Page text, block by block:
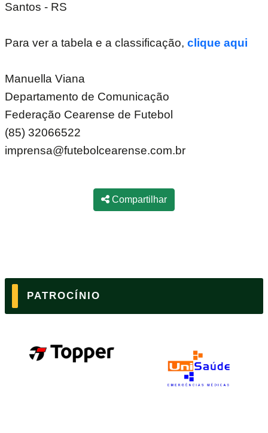
Santos - RS
Para ver a tabela e a classificação, clique aqui
Manuella Viana
Departamento de Comunicação
Federação Cearense de Futebol
(85) 32066522
imprensa@futebolcearense.com.br
Compartilhar
PATROCÍNIO